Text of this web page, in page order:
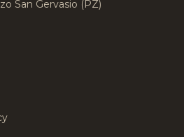
San Gervasio (PZ)